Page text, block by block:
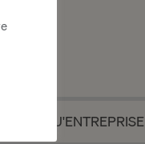
TANT QU'ENTREPRISE